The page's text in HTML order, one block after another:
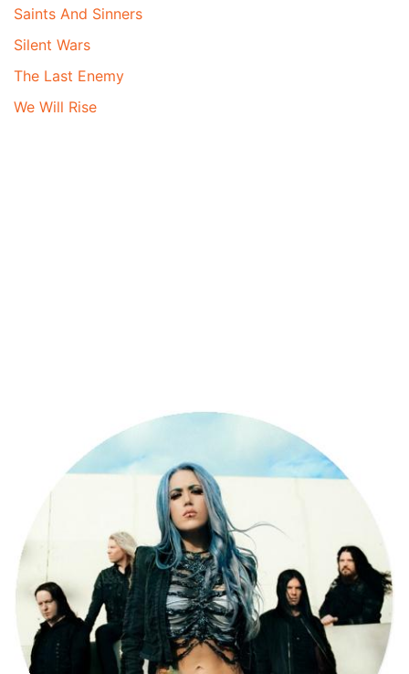
Saints And Sinners
Silent Wars
The Last Enemy
We Will Rise